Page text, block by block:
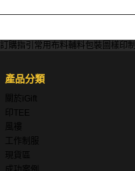
訂購指引 常用布料輔料包裝 圖樣印制
產品分類
關於iGift
印TEE
風褸
工作制服
現貨區